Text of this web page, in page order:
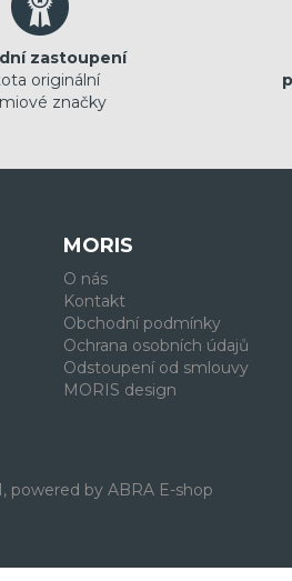
zastoupení
originální
značky
MORIS
O nás
Kontakt
Obchodní podmínky
Ochrana osobních údajů
Odstoupení od smlouvy
MORIS design
powered by ABRA E-shop